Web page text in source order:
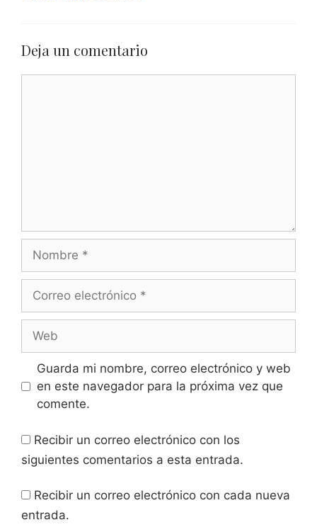
Deja un comentario
Nombre
Correo
Web
Guarda mi nombre, correo electrónico y web
en este navegador para la próxima vez que
comente.
Recibir un correo electrónico con los
siguientes comentarios a esta entrada.
Recibir un correo electrónico con cada nueva
entrada.